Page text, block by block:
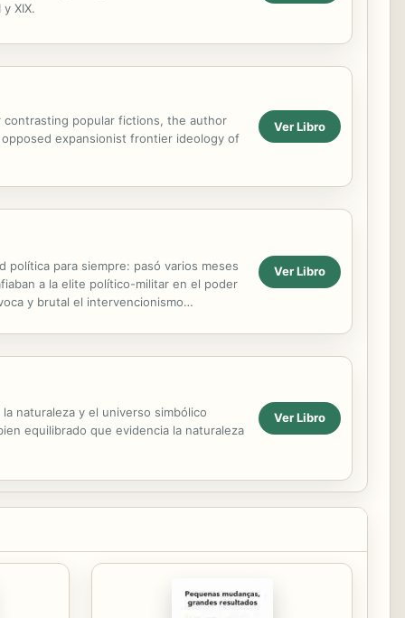
XIX.
popular fictions, the author
expansionist frontier ideology of
Ver Libro
política para siempre: pasó varios meses
a la elite político-militar en el poder
y brutal el intervencionismo
Ver Libro
naturaleza y el universo simbólico
equilibrado que evidencia la naturaleza
Ver Libro